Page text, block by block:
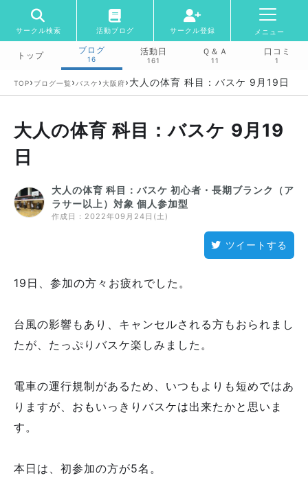
サークル検索 活動ブログ サークル登録 メニュー
トップ
ブログ
16
活動日
161
Ｑ＆Ａ
11
口コミ
1
TOP› ブログ一覧 › バスケ › 大阪府›大人の体育 科目：バスケ 9月19日
大人の体育 科目：バスケ 9月19
日
大人の体育 科目：バスケ 初心者・長期ブランク（ア
ラサー以上）対象 個人参加型
作成日： 2022年09月24日(土)
ツイートする
19日、参加の方々お疲れでした。
台風の影響もあり、キャンセルされる方もおられまし
たが、たっぷりバスケ楽しみました。
電車の運行規制があるため、いつもよりも短めではあ
りますが、おもいっきりバスケは出来たかと思いま
す。
本日は、初参加の方が5名。